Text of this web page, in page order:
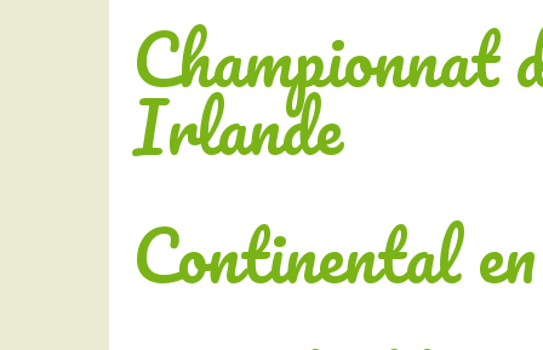
Championnat
Irlande
Continental